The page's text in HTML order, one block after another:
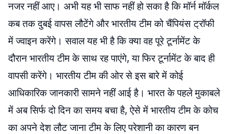
नजर नहीं आए। अभी यह भी साफ नहीं हो सका है कि मॉर्न मॉर्कल
कब तक दुबई वापस लौटेंगे और भारतीय टीम को चैंपियंस ट्रॉफी
में ज्वाइन करेंगे। सवाल यह भी है कि क्या वह पूरे टूर्नामेंट के
दौरान भारतीय टीम के साथ रह पाएंगे, या फिर टूर्नामेंट के बाद ही
वापसी करेंगे। भारतीय टीम की ओर से इस बारे में कोई
आधिकारिक जानकारी सामने नहीं आई है। भारत के पहले मुकाबले
में अब सिर्फ दो दिन का समय बचा है, ऐसे में भारतीय टीम के कोच
का अपने देश लौट जाना टीम के लिए परेशानी का कारण बन